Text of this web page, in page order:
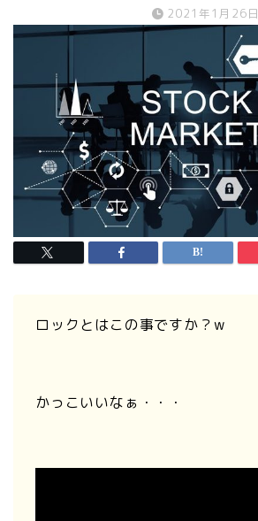
2021年1月26日
ロックとはこの事ですか？w
かっこいいなぁ・・・